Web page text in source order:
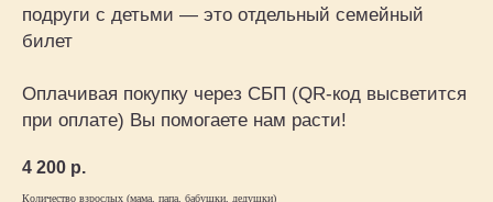
подруги с детьми — это отдельный семейный
билет
Оплачивая покупку через СБП (QR-код высветится
при оплате) Вы помогаете нам расти!
4 200 р.
Количество взрослых (мама, папа, бабушки, дедушки)
Афиша
Музыкальные витаминки
Магазин
+7 915 148-22-01